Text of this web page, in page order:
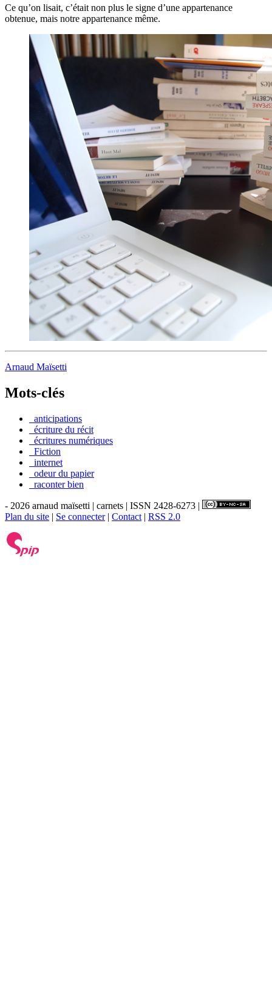
Ce qu’on lisait, c’était non plus le signe d’une appartenance
obtenue, mais notre appartenance même.
Arnaud Maïsetti
Mots-clés
_anticipations
_écriture du récit
_écritures numériques
_Fiction
_internet
_odeur du papier
_raconter bien
- 2026 arnaud maïsetti | carnets | ISSN 2428-6273 |
Plan du site | Se connecter| Contact | RSS 2.0